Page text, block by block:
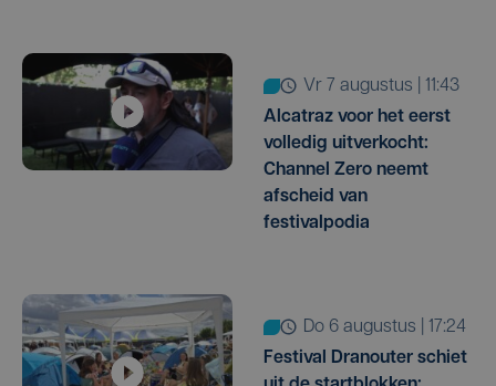
vr 7 augustus | 11:43
Alcatraz voor het eerst
volledig uitverkocht:
Channel Zero neemt
afscheid van
festivalpodia
do 6 augustus | 17:24
Festival Dranouter schiet